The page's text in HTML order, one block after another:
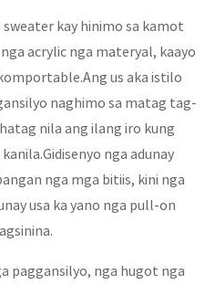
kay hinimo sa kamot
acrylic nga materyal, kaayo
us aka istilo
naghimo sa matag tag-
nila ang ilang iro kung
nga adunay
nga mga bitiis, kini nga
usa ka yano nga pull-on
paggansilyo, nga hugot nga